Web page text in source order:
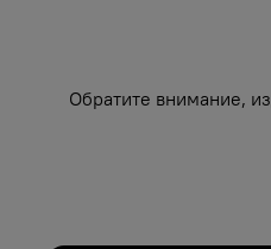
Обратите внимание,